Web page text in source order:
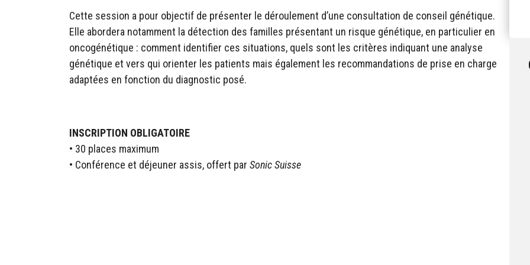
Cette session a pour objectif de présenter le déroulement d’une consultation de conseil génétique.
Elle abordera notamment la détection des familles présentant un risque génétique, en particulier en
oncogénétique : comment identifier ces situations, quels sont les critères indiquant une analyse
génétique et vers qui orienter les patients mais également les recommandations de prise en charge
adaptées en fonction du diagnostic posé.
INSCRIPTION OBLIGATOIRE
• 30 places maximum
• Conférence et déjeuner assis, offert par Sonic Suisse